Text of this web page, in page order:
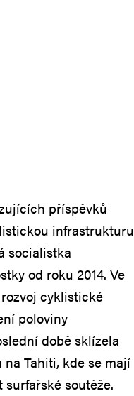
příspěvků
infrastrukturu
socialistka
od roku 2014. Ve
cyklistické
poloviny
době sklízela
Tahiti, kde se mají
soutěže.